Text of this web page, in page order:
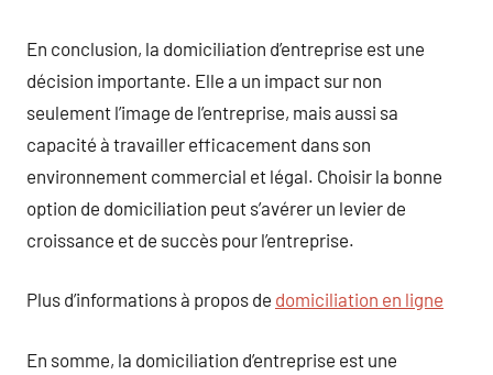
En conclusion, la domiciliation d’entreprise est une
décision importante. Elle a un impact sur non
seulement l’image de l’entreprise, mais aussi sa
capacité à travailler efficacement dans son
environnement commercial et légal. Choisir la bonne
option de domiciliation peut s’avérer un levier de
croissance et de succès pour l’entreprise.
Plus d’informations à propos de domiciliation en ligne
En somme, la domiciliation d’entreprise est une